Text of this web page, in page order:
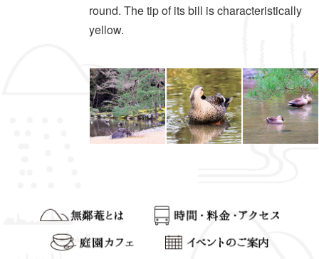
round. The tip of its bill is characteristically
yellow.